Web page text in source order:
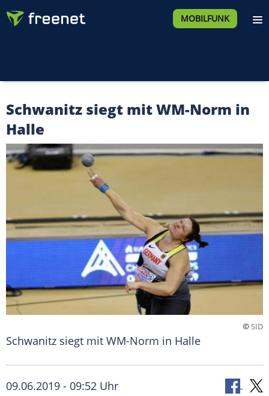
MOBILFUNK
Schwanitz siegt mit WM-Norm in
Halle
©SID
Schwanitz siegt mit WM-Norm in Halle
09.06.2019 - 09:52 Uhr